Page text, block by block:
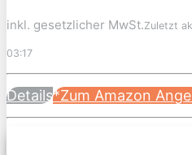
inkl. gesetzlicher MwSt.Zuletzt
03:17
Details*Zum Amazon